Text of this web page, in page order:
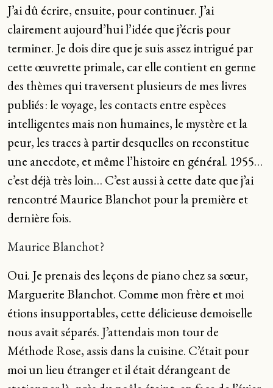
J’ai dû écrire, ensuite, pour continuer. J’ai
clairement aujourd’hui l’idée que j’écris pour
terminer. Je dois dire que je suis assez intrigué par
cette œuvrette primale, car elle contient en germe
des thèmes qui traversent plusieurs de mes livres
publiés : le voyage, les contacts entre espèces
intelligentes mais non humaines, le mystère et la
peur, les traces à partir desquelles on reconstitue
une anecdote, et même l’histoire en général. 1955…
c’est déjà très loin… C’est aussi à cette date que j’ai
rencontré Maurice Blanchot pour la première et
dernière fois.
Maurice Blanchot ?
Oui. Je prenais des leçons de piano chez sa sœur,
Marguerite Blanchot. Comme mon frère et moi
étions insupportables, cette délicieuse demoiselle
nous avait séparés. J’attendais mon tour de
Méthode Rose, assis dans la cuisine. C’était pour
moi un lieu étranger et il était dérangeant de